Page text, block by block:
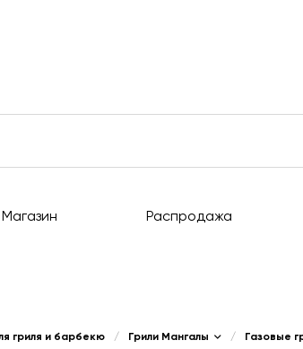
Магазин Распродажа
гриля и барбекю / Грили Мангалы / Газовые